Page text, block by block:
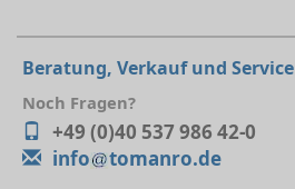
Beratung, Verkauf und Service
Noch Fragen?
+49 (0)40 537 986 42-0
info
tomanro.de